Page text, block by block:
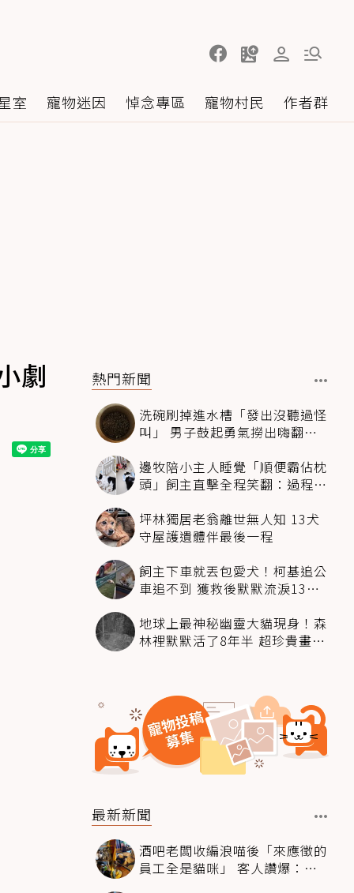
室 寵物迷因 悼念專區 寵物村民 作者群
劇
熱門新聞
洗碗刷掉進水槽「發出沒聽過怪
叫」 男子鼓起勇氣撈出嗨翻：
邊牧陪小主人睡覺「順便霸佔枕
頭」飼主直擊全程笑翻：過程絲
坪林獨居老翁離世無人知 13犬
守屋護遺體伴最後一程
飼主下車就丟包愛犬！柯基追公
車追不到 獲救後默默流淚13萬
地球上最神秘幽靈大貓現身！森
林裡默默活了8年半 超珍貴畫面
最新新聞
酒吧老闆收編浪喵後「來應徵的
員工全是貓咪」 客人讚爆：來